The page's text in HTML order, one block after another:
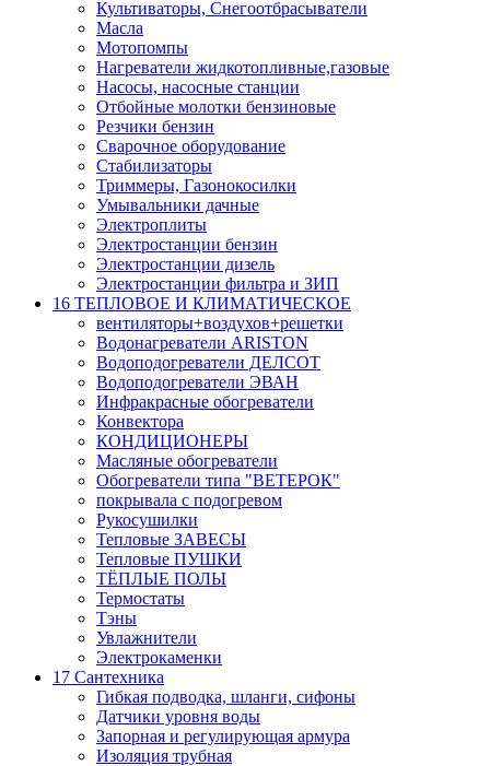
Культиваторы, Снегоотбрасыватели
Масла
Мотопомпы
Нагреватели жидкотопливные,газовые
Насосы, насосные станции
Отбойные молотки бензиновые
Резчики бензин
Сварочное оборудование
Стабилизаторы
Триммеры, Газонокосилки
Умывальники дачные
Электроплиты
Электростанции бензин
Электростанции дизель
Электростанции фильтра и ЗИП
16 ТЕПЛОВОЕ И КЛИМАТИЧЕСКОЕ
вентиляторы+воздухов+решетки
Водонагреватели ARISTON
Водоподогреватели ДЕЛСОТ
Водоподогреватели ЭВАН
Инфракрасные обогреватели
Конвектора
КОНДИЦИОНЕРЫ
Масляные обогреватели
Обогреватели типа "ВЕТЕРОК"
покрывала с подогревом
Рукосушилки
Тепловые ЗАВЕСЫ
Тепловые ПУШКИ
ТЁПЛЫЕ ПОЛЫ
Термостаты
Тэны
Увлажнители
Электрокаменки
17 Сантехника
Гибкая подводка, шланги, сифоны
Датчики уровня воды
Запорная и регулирующая армура
Изоляция трубная